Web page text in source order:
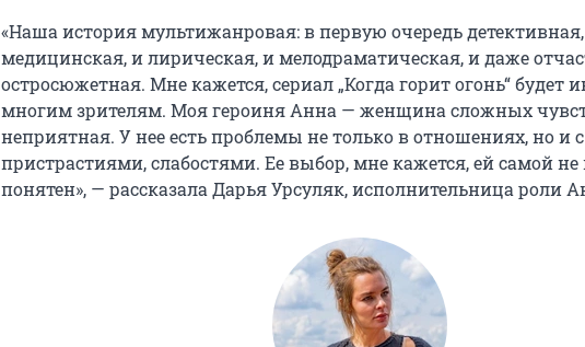
«Наша история мультижанровая: в первую очередь
медицинская, и лирическая, и мелодраматическая, и даже
остросюжетная. Мне кажется, сериал „Когда горит огонь“ будет
многим зрителям. Моя героиня Анна — женщина сложных
неприятная. У нее есть проблемы не только в отношениях, но и
пристрастиями, слабостями. Ее выбор, мне кажется, ей самой не
понятен», — рассказала Дарья Урсуляк, исполнительница роли